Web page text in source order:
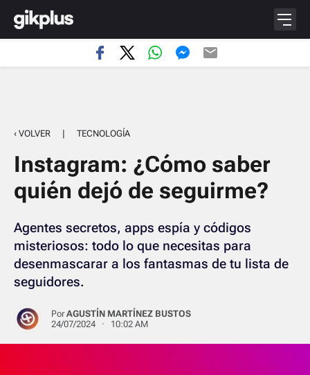
‹ VOLVER | TECNOLOGÍA
Instagram: ¿Cómo saber
quién dejó de seguirme?
Agentes secretos, apps espía y códigos
misteriosos: todo lo que necesitas para
desenmascarar a los fantasmas de tu lista de
seguidores.
PorAGUSTÍN MARTÍNEZ BUSTOS
24/07/2024 · 10:02 AM